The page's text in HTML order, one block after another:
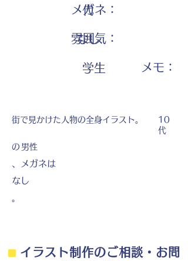
代
メガネ：
なし
雰囲気：
学生 ​メモ：
街で見かけた人物の全身イラスト。
10
代
の 男性
、メガネは
なし
。
⬛︎イラスト制作のご相談・お問